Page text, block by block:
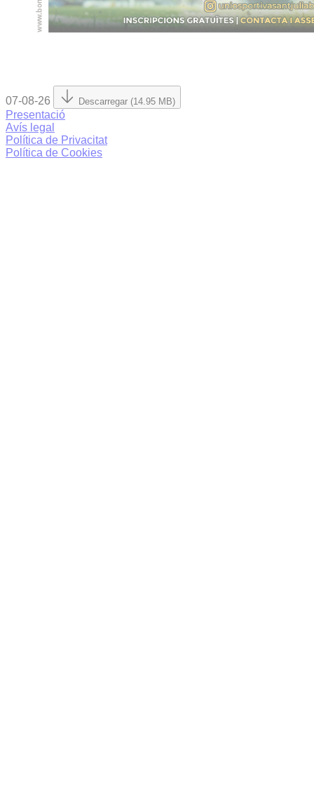
07-08-26 Descarregar (14.95 MB)
Presentació
Avís legal
Política de Privacitat
Política de Cookies